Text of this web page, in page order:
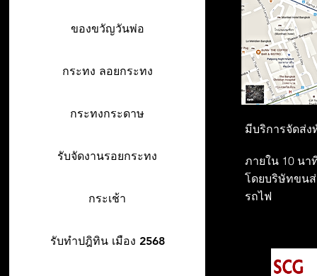
ของขวัญวันพ่อ
กระทง ลอยกระทง
กระทงกระดาษ
รับจัดงานรอยกระทง
กระเช้า
รับทำปฎิทิน เมือง 2568
มีบริการจัดส่ง
ภายใน 10 นา
โดยบริษัทขน
รถไฟ